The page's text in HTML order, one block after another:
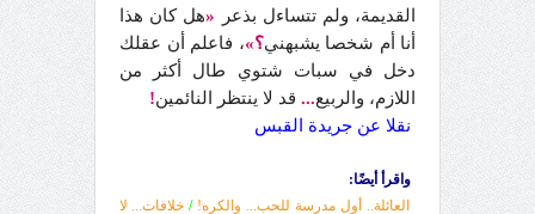
القديمة، ولم تتساءل بذعر «هل كان هذا
أنا أم شخصا يشبهني؟»، فاعلم أن عقلك
دخل في سبات شتوي طال أكثر من
اللازم، والربيع... قد لا ينتظر النائمين!
نقلا عن جريدة القبس
واقرأ أيضًا:
العائلة.. أول مدرسة للحب... والكره! / خلافات... لا